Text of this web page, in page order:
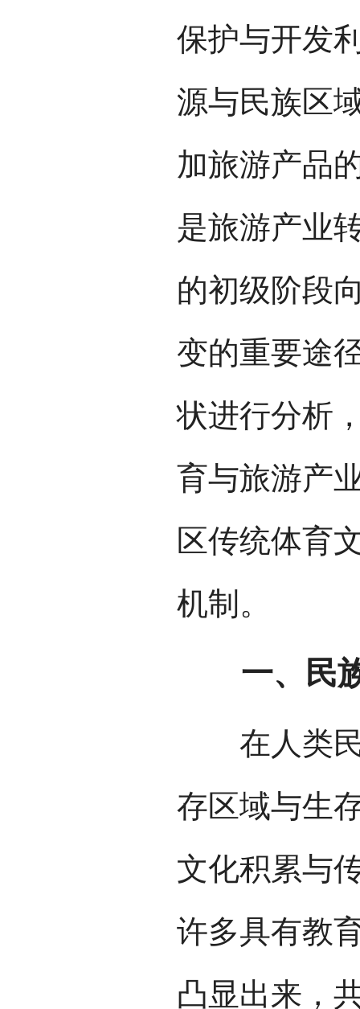
保护与开发
源与民族区
加旅游产品
是旅游产业
的初级阶段
变的重要途
状进行分析
育与旅游产
区传统体育
机制。
一、民族
在人类民
存区域与生
文化积累与
许多具有教
凸显出来，